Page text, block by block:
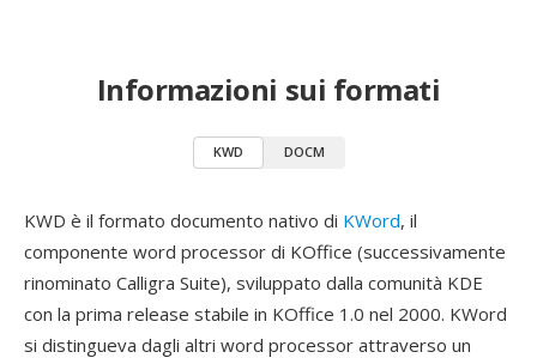
Informazioni sui formati
KWD DOCM
KWD è il formato documento nativo di KWord, il
componente word processor di KOffice (successivamente
rinominato Calligra Suite), sviluppato dalla comunità KDE
con la prima release stabile in KOffice 1.0 nel 2000. KWord
si distingueva dagli altri word processor attraverso un